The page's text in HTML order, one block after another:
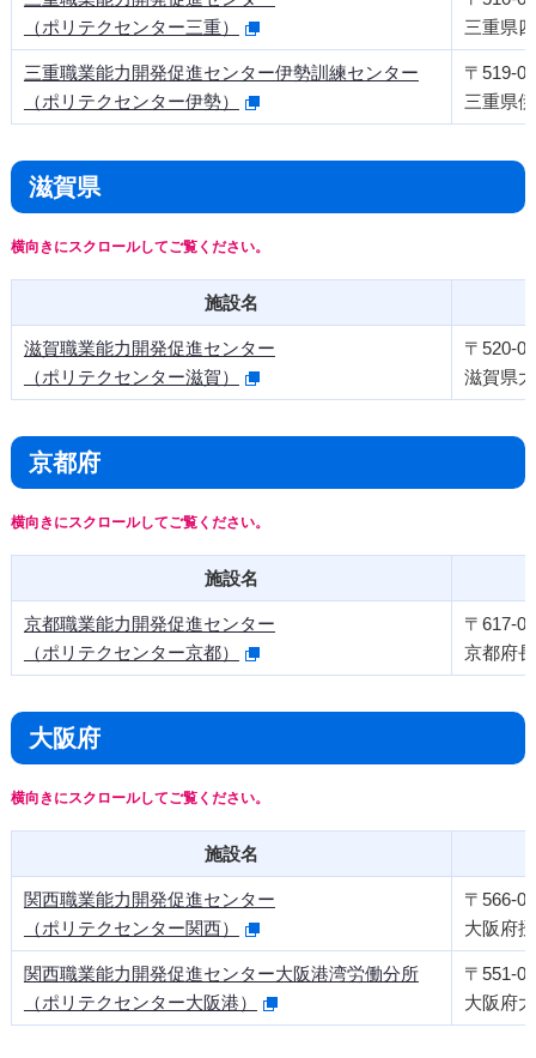
（ポリテクセンター三重）
三重県
三重職業能力開発促進センター伊勢訓練センター
（ポリテクセンター伊勢）
〒519-
三重県
滋賀県
施設名
滋賀職業能力開発促進センター
（ポリテクセンター滋賀）
〒520-
滋賀県
京都府
施設名
京都職業能力開発促進センター
（ポリテクセンター京都）
〒617-
京都府
大阪府
施設名
関西職業能力開発促進センター
（ポリテクセンター関西）
〒566-
大阪府
関西職業能力開発促進センター大阪港湾労働分所
（ポリテクセンター大阪港）
〒551-
大阪府